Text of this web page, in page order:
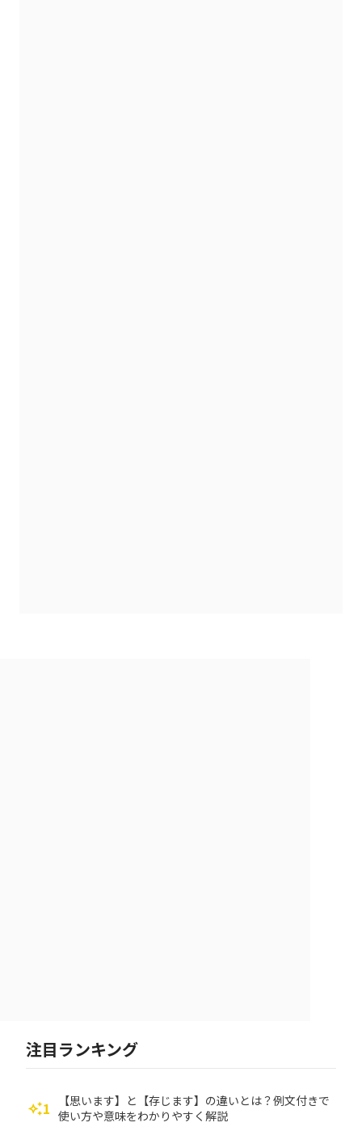
注目ランキング
auto_awesome1
【思います】と【存じます】の違いとは？例文付きで
使い方や意味をわかりやすく解説